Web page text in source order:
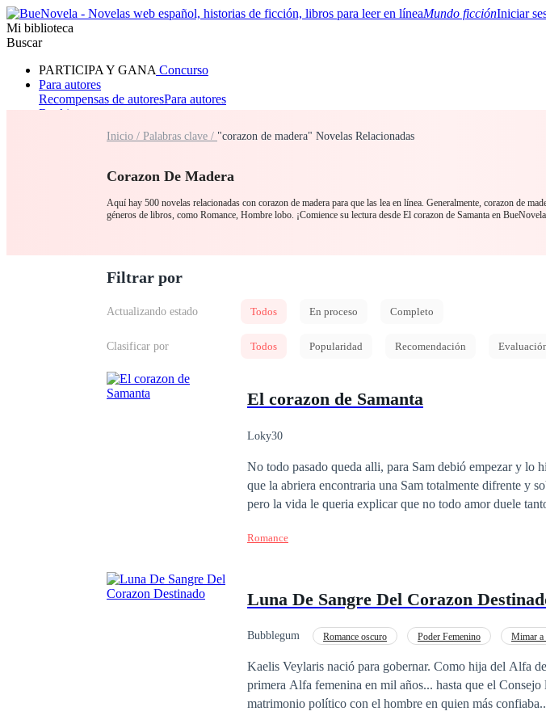
Mundo ficciónIniciar
Mi biblioteca
Buscar
PARTICIPA Y GANA Concurso
Para autores
Recompensas de autoresPara autores
Ranking
RomanceHombre loboMafiaSistema
Inicio / Palabras clave / "corazon de madera" Novelas Relacionadas
Corazon De Madera
Aquí hay 500 novelas relacionadas con corazon de madera para que las lea en línea. Generalmente, corazon de
géneros de libros, como Romance, Hombre lobo. ¡Comience su lectura desde El corazon de Samanta en
Filtrar por
Actualizando estado Todos En proceso Completo
Clasificar por Todos Popularidad Recomendación
El corazon de Samanta
Loky30
No todo pasado queda alli, para Sam debió empezar y lo
que la abriera encontraria una Sam totalmente difrente y
pero la vida le queria explicar que no todo amor duele
primner amor.
Romance
Luna De Sangre Del Corazon
Bubblegum Romance oscuro Poder Femenino Mimar a
Kaelis Veylaris nació para gobernar. Como hija del Alfa de Ashfang, estaba destinada a convertirse en la
primera Alfa femenina en mil años... hasta que el
matrimonio político con el hombre en quien más confiaba... Valrik